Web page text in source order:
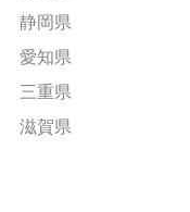
静岡県
愛知県
三重県
滋賀県